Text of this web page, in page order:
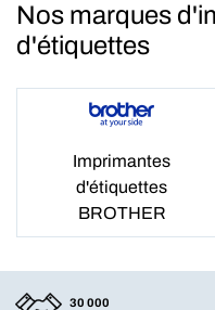
Nos marques
d'étiquettes
Imprimantes
d'étiquettes
BROTHER
30 000